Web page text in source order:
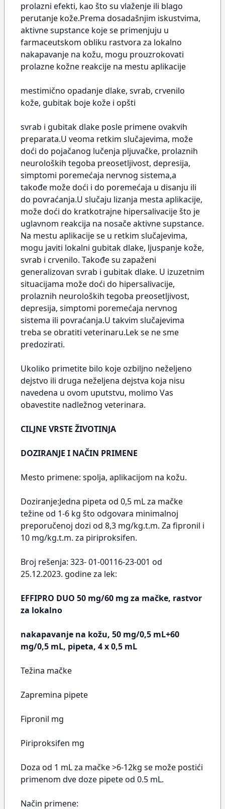
prolazni efekti, kao što su vlaženje ili blago
perutanje kože.Prema dosadašnjim iskustvima,
aktivne supstance koje se primenjuju u
farmaceutskom obliku rastvora za lokalno
nakapavanje na kožu, mogu prouzrokovati
prolazne kožne reakcije na mestu aplikacije
mestimično opadanje dlake, svrab, crvenilo
kože, gubitak boje kože i opšti
svrab i gubitak dlake posle primene ovakvih
preparata.U veoma retkim slučajevima, može
doći do pojačanog lučenja pljuvačke, prolaznih
neuroloških tegoba preosetljivost, depresija,
simptomi poremećaja nervnog sistema,a
takođe može doći i do poremećaja u disanju ili
do povraćanja.U slučaju lizanja mesta aplikacije,
može doći do kratkotrajne hipersalivacije što je
uglavnom reakcija na nosače aktivne supstance.
Na mestu aplikacije se u retkim slučajevima,
mogu javiti lokalni gubitak dlake, ljuspanje kože,
svrab i crvenilo. Takođe su zapaženi
generalizovan svrab i gubitak dlake. U izuzetnim
situacijama može doći do hipersalivacije,
prolaznih neuroloških tegoba preosetljivost,
depresija, simptomi poremećaja nervnog
sistema ili povraćanja.U takvim slučajevima
treba se obratiti veterinaru.Lek se ne sme
predozirati.
Ukoliko primetite bilo koje ozbiljno neželjeno
dejstvo ili druga neželjena dejstva koja nisu
navedena u ovom uputstvu, molimo Vas
obavestite nadležnog veterinara.
CILJNE VRSTE ŽIVOTINJA
DOZIRANJE I NAČIN PRIMENE
Mesto primene: spolja, aplikacijom na kožu.
Doziranje:Jedna pipeta od 0,5 mL za mačke
težine od 1-6 kg što odgovara minimalnoj
preporučenoj dozi od 8,3 mg/kg.t.m. Za fipronil i
10 mg/kg.t.m. za piriproksifen.
Broj rešenja: 323- 01-00116-23-001 od
25.12.2023. godine za lek:
EFFIPRO DUO 50 mg/60 mg za mačke, rastvor
za lokalno
nakapavanje na kožu, 50 mg/0,5 mL+60
mg/0,5 mL, pipeta, 4 x 0,5 mL
Težina mačke
Zapremina pipete
Fipronil mg
Piriproksifen mg
Doza od 1 mL za mačke >6-12kg se može postići
primenom dve doze pipete od 0.5 mL.
Način primene: